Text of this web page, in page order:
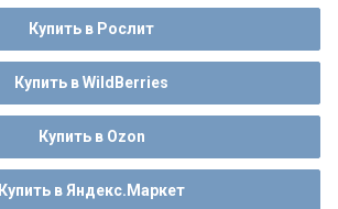
Купить в Рослит
Купить в WildBerries
Купить в Ozon
Купить в Яндекс.Маркет